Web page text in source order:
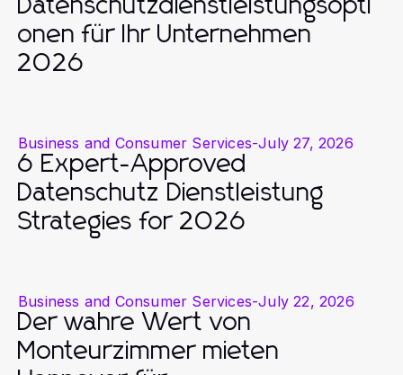
Datenschutzdienstleistungsopti
onen für Ihr Unternehmen
2026
Business and Consumer Services-July 27, 2026
6 Expert-Approved
Datenschutz Dienstleistung
Strategies for 2026
Business and Consumer Services-July 22, 2026
Der wahre Wert von
Monteurzimmer mieten